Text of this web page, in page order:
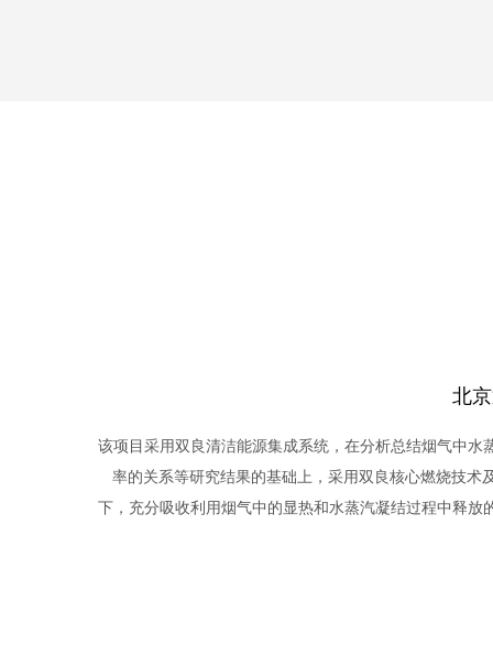
北
该项目采用双良清洁能源集成系统，在分析总结烟气中
率的关系等研究结果的基础上，采用双良核心燃烧技
下，充分吸收利用烟气中的显热和水蒸汽凝结过程中释